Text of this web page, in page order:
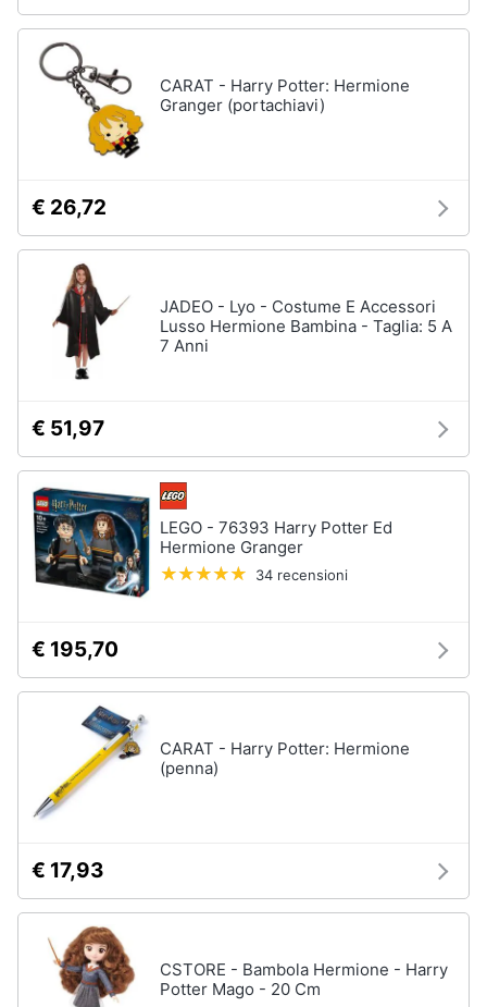
CARAT - Harry Potter: Hermione
Granger (portachiavi)
€ 26,72
JADEO - Lyo - Costume E Accessori
Lusso Hermione Bambina - Taglia: 5 A
7 Anni
€ 51,97
LEGO - 76393 Harry Potter Ed
Hermione Granger
34 recensioni
€ 195,70
CARAT - Harry Potter: Hermione
(penna)
€ 17,93
CSTORE - Bambola Hermione - Harry
Potter Mago - 20 Cm